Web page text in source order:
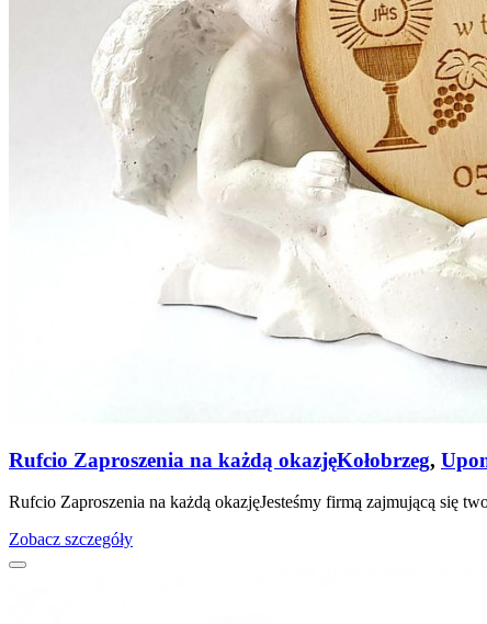
Rufcio Zaproszenia na każdą okazjęKołobrzeg,
Rufcio Zaproszenia na każdą okazjęJesteśmy firmą zajmującą się
Zobacz szczegóły